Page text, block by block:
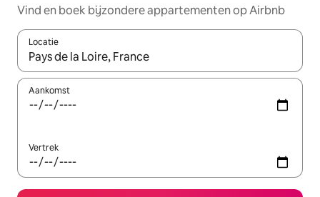
Vind en boek bijzondere appartementen op Airbnb
Locatie
Wanneer er resultaten beschikbaar zijn, maak je een keuze
Aankomst
Vertrek